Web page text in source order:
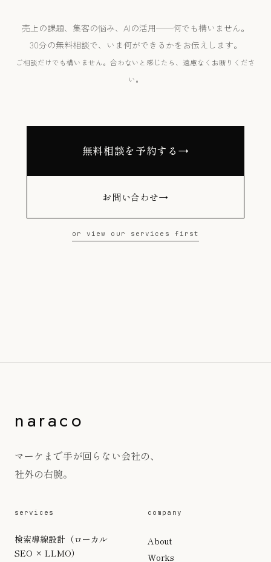
売上の課題、集客の悩み、AIの活用——何でも構いません。
30分の無料相談で、いま何ができるかをお伝えします。
ご相談だけでも構いません。合わないと感じたら、遠慮なくお断りくださ
い。
無料相談を予約する →
お問い合わせ→
or view our services first
naraco
マーケまで手が回らない会社の、
社外の右腕。
services
検索導線設計（ローカル
SEO × LLMO）
company
About
Works